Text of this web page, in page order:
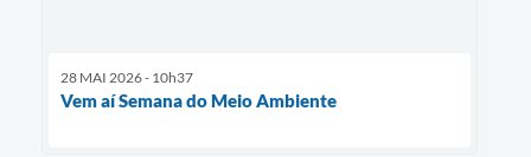
28 MAI 2026 - 10h37
Vem aí Semana do Meio Ambiente